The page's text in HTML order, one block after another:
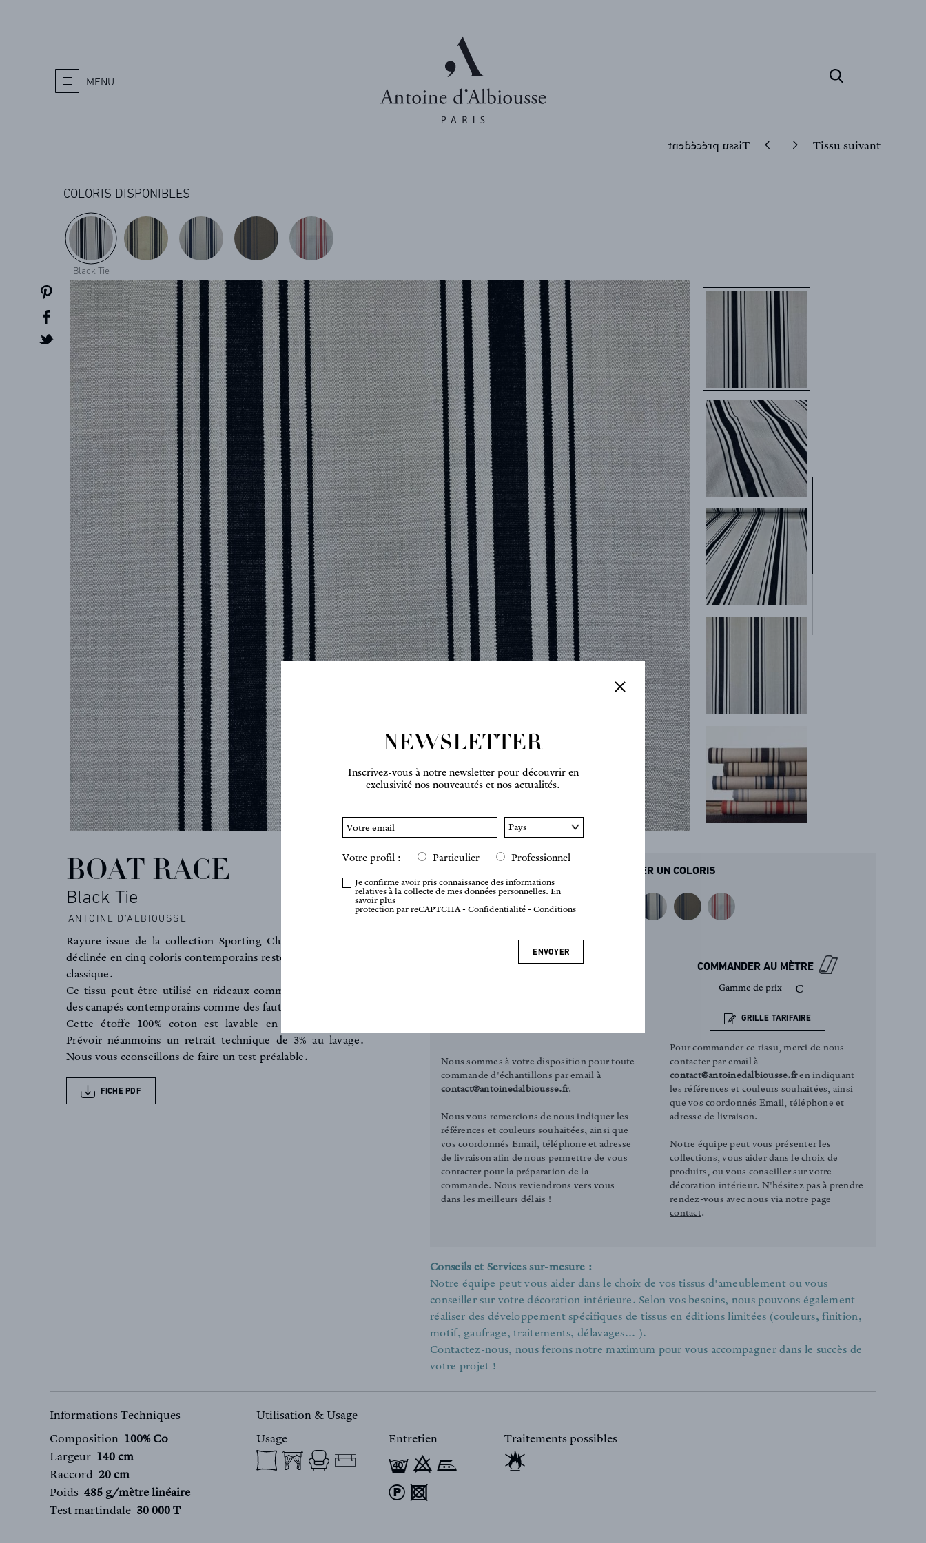
CRÉATEUR
COLLECTIONS
ARCHIVES
CONTACT
PROFESSIONNELS
FAQ
ACTUALITES
MENU
COLORIS DISPONIBLES
Black Tie
Survolez pour zoomer
BOAT RACE
Black Tie
ANTOINE D'ALBIOUSSE
Rayure issue de la collection Sporting Club. Cette rayure
déclinée en cinq coloris contemporains reste néanmoins très
classique.
Ce tissu peut être utilisé en rideaux comme en sièges, sur
des canapés contemporains comme des fauteuils Louis XVI.
Cette étoffe 100% coton est lavable en machine à 40°.
Prévoir néanmoins un retrait technique de 3% au lavage.
Nous vous cconseillons de faire un test préalable.
FICHE PDF
COMMANDER UN COLORIS
COMMANDER UN ÉCHANTILLON
Nous sommes à votre disposition pour toute
commande d'échantillons par email à
contact@antoinedalbiousse.fr.
Nous vous remercions de nous indiquer les
références et couleurs souhaitées, ainsi que
vos coordonnés Email, téléphone et adresse
de livraison afin de nous permettre de vous
contacter pour la préparation de la
commande. Nous reviendrons vers vous
dans les meilleurs délais !
COMMANDER AU MÈTRE
Gamme de prix C
GRILLE TARIFAIRE
Pour commander ce tissu, merci de nous
contacter par email à
contact@antoinedalbiousse.fren indiquant
les références et couleurs souhaitées, ainsi
que vos coordonnés Email, téléphone et
adresse de livraison.
Notre équipe peut vous présenter les
collections, vous aider dans le choix de
produits, ou vous conseiller sur votre
décoration intérieur. N'hésitez pas à prendre
rendez-vous avec nous via notre page
contact.
Conseils et Services sur-mesure :
Notre équipe peut vous aider dans le choix de vos tissus d'ameublement ou vous
conseiller sur votre décoration intérieure. Selon vos besoins, nous pouvons également
réaliser des développement spécifiques de tissus en éditions limitées (couleurs, finition,
motif, gaufrage, traitements, délavages... ).
Contactez-nous, nous ferons notre maximum pour vous accompagner dans le succès de
votre projet !
Informations Techniques
Composition 100% Co
Largeur 140 cm
Raccord 20 cm
Poids 485 g/mètre linéaire
Test martindale 30 000 T
Utilisation & Usage
Usage
Entretien
g 9 n
) 4
Traitements possibles
NEWSLETTER
Inscrivez-vous à notre newsletter pour découvrir en
exclusivité nos nouveautés et nos actualités.
Votre profil : Particulier Professionnel
Je confirme avoir pris connaissance des informations
relatives à la collecte de mes données personnelles.En
savoir plus
protection par reCAPTCHA -Confidentialité -Conditions
ENVOYER
Tissu précédent Tissu suivant